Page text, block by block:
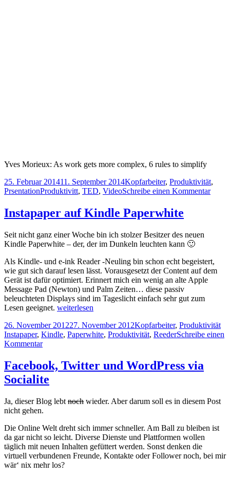
Yves Morieux: As work gets more complex, 6 rules to simplify
Veröffentlicht
am
25. Februar 201411. September 2014Kategorien
Kopfarbeiter, Produktivität,
PrsentationSchlagwörter
Produktivitt, TED, VideoSchreibe einen Kommentarzu
Instapaper auf Kindle Paperwhite
Seit nicht ganz einer Woche bin ich stolzer Besitzer des neuen
Kindle Paperwhite – der, der im Dunkeln leuchten kann 🙂
Als Kindle- und e-ink Reader -Neuling bin schon echt begeistert,
wie gut sich darauf lesen lässt. Vorausgesetzt der Content auf dem
Gerät ist dafür optimiert. Erinnert mich ein wenig an alte Apple
Message Pad (Newton) und Palm Zeiten… diese passiv
beleuchteten Displays sind im Tageslicht einfach sehr gut zum
Lesen geeignet. Instapaper
Kindle
Paperwhite
weiterlesen
Veröffentlicht
am
26. November 201227. November 2012Kategorien
Kopfarbeiter, Produktivität
Instapaper, Kindle, Paperwhite, Produktivität, ReederSchreibe einen
Kommentarzu
auf
Kindle
Paperwhite
Facebook, Twitter und WordPress via
Socialite
Ja, dieser Blog lebt noch wieder. Aber darum soll es in diesem Post
nicht gehen.
Die Online Welt dreht sich immer schneller. Am Ball zu bleiben ist
da gar nicht so leicht. Diverse Dienste und Plattformen wollen
täglich mit neuen Inhalten gefüttert werden. Sonst denken die
virtuell verbundenen Freunde, Kontakte oder Follower noch, bei mir
wär‘ nix mehr los?